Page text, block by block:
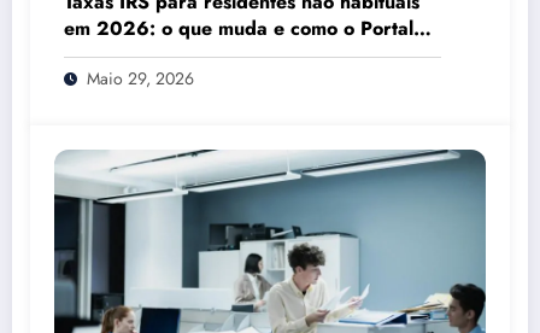
em 2026: o que muda e como o Portal
das Finanças pode ajudar
Maio 29, 2026